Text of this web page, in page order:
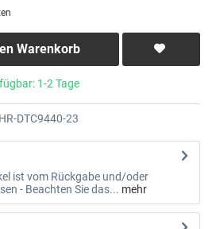
Warenkorb
1-2 Tage
HR-DTC9440-23
ist vom Rückgabe und/oder
- Beachten Sie das... mehr